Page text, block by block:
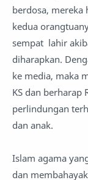
berdosa, mereka
kedua
sempat lahir
diharapkan.
ke media, maka
KS dan berharap
perlindungan
dan anak.
Islam agama
dan